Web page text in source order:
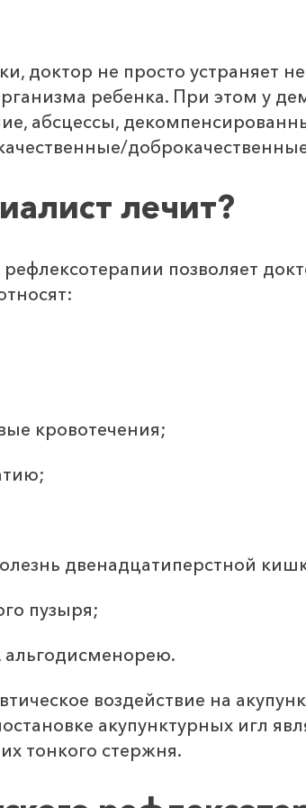
доктор не просто устраняет
ребенка. При этом у
абсцессы,
лечит?
позволяет
кровотечения;
двенадцатиперстной
пузыря;
воздействие на
акупунктурных игл
тонкого стержня.